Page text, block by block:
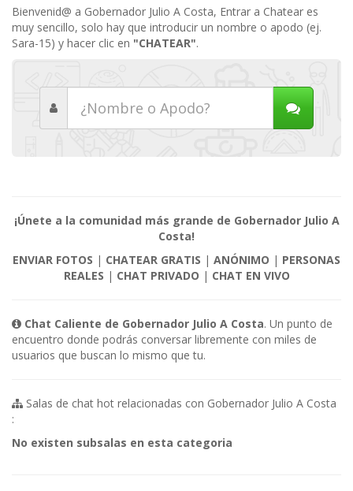
Bienvenid@ a Gobernador Julio A Costa, Entrar a Chatear es
muy sencillo, solo hay que introducir un nombre o apodo (ej.
Sara-15) y hacer clic en "CHATEAR".
¡Únete a la comunidad más grande de Gobernador Julio A
Costa!
ENVIAR FOTOS | CHATEAR GRATIS | ANÓNIMO | PERSONAS
REALES | CHAT PRIVADO | CHAT EN VIVO
Chat Caliente de Gobernador Julio A Costa. Un punto de
encuentro donde podrás conversar libremente con miles de
usuarios que buscan lo mismo que tu.
Salas de chat hot relacionadas con Gobernador Julio A Costa
:
No existen subsalas en esta categoria